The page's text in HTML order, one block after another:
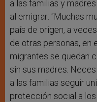
a las familias y
al emigrar: “Muchas
país de origen, a
de otras personas, en
migrantes se quedan
sin sus madres.
a las familias seguir
protección social a los